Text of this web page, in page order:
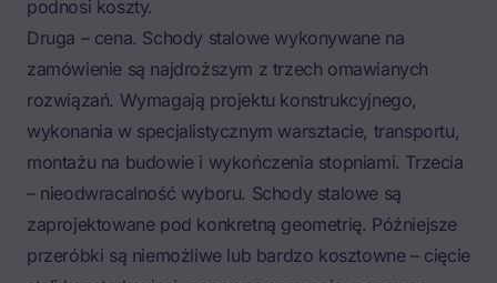
podnosi koszty.
Druga – cena. Schody stalowe wykonywane na
zamówienie są najdroższym z trzech omawianych
rozwiązań. Wymagają projektu konstrukcyjnego,
wykonania w specjalistycznym warsztacie, transportu,
montażu na budowie i wykończenia stopniami. Trzecia
– nieodwracalność wyboru. Schody stalowe są
zaprojektowane pod konkretną geometrię. Późniejsze
przeróbki są niemożliwe lub bardzo kosztowne – cięcie